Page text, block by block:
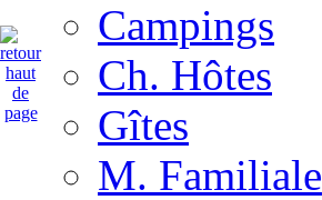
Campings
Ch. Hôtes
Gîtes
M. Familiale